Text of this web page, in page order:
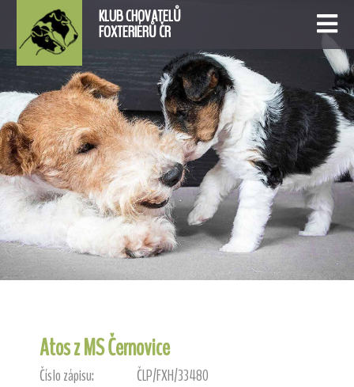
KLUB CHOVATELŮ
FOXTERIÉRŮ ČR
Atos z MS Černovice
Číslo zápisu: ČLP/FXH/33480